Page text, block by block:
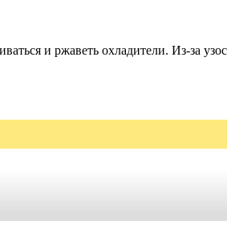
и ржаветь охладители. Из-за